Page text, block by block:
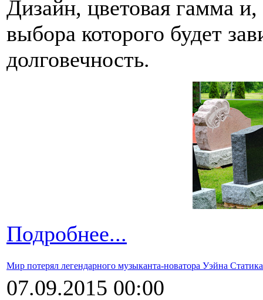
Дизайн, цветовая гамма
выбора которого будет
долговечность.
Подробнее...
Мир потерял легендарного музыканта-новатора Уэйна Статика
07.09.2015 00:00